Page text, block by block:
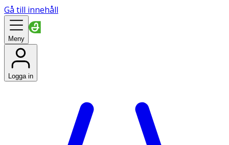
Gå till innehåll
Meny
Logga in